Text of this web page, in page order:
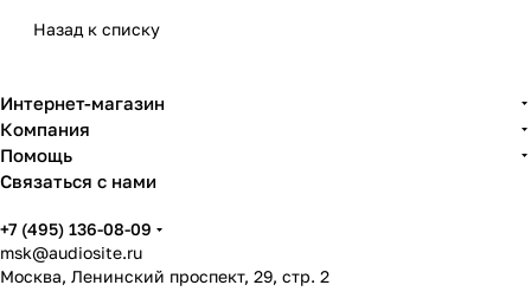
Назад к списку
Интернет-магазин
Компания
Помощь
Связаться с нами
+7 (495) 136-08-09
msk@audiosite.ru
Москва, Ленинский проспект, 29, стр. 2